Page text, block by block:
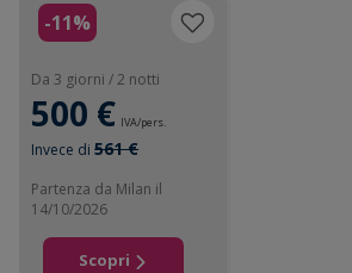
-11%
Da 3 giorni / 2 notti
500 € IVA/pers.
Invece di561 €
Partenza da Milan il
14/10/2026
Scopri